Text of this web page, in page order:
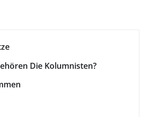
Die Kolumnisten?